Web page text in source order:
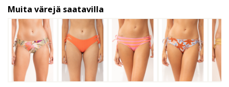
Muita värejä saatavilla